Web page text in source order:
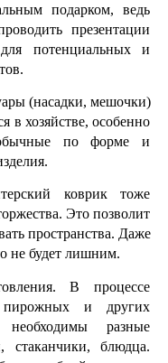
подарком, ведь
презентации
потенциальных и
(насадки, мешочки)
в хозяйстве, особенно
по форме и
коврик тоже
Это позволит
пространства. Даже
не будет лишним.
В процессе
пирожных и других
необходимы разные
стаканчики, блюдца.